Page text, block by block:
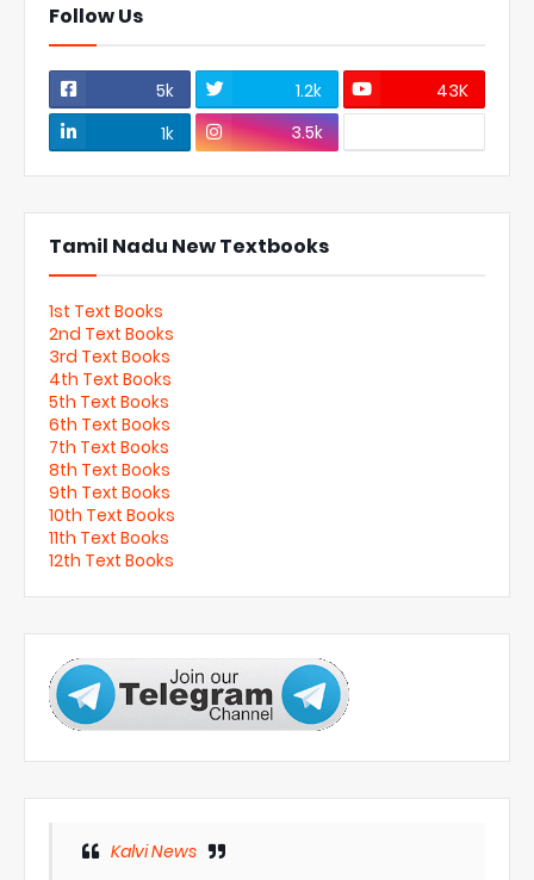
Follow Us
5k 1.2k
43K
1k
3.5k
Tamil Nadu New Textbooks
1st Text Books
2nd Text Books
3rd Text Books
4th Text Books
5th Text Books
6th Text Books
7th Text Books
8th Text Books
9th Text Books
10th Text Books
11th Text Books
12th Text Books
Kalvi News